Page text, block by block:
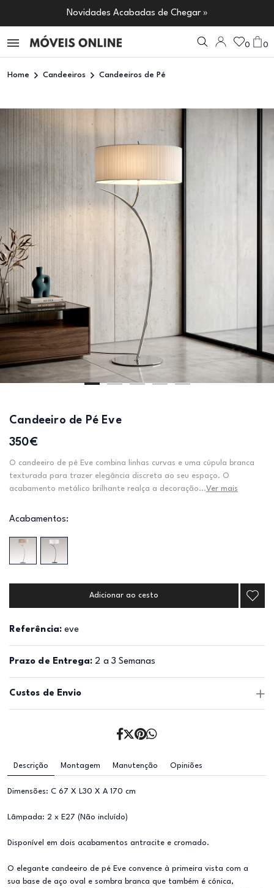
Novidades Acabadas de Chegar »
0 0
Home Candeeiros Candeeiros de Pé
Candeeiro de Pé Eve
350€
O candeeiro de pé Eve combina linhas curvas e uma cúpula branca
texturada para trazer elegância discreta ao seu espaço. O
acabamento metálico brilhante realça a decoração...Ver mais
Acabamentos:
Adicionar ao cesto
Referência: eve
Prazo de Entrega: 2 a 3 Semanas
Custos de Envio
Descrição Montagem Manutenção Opiniões
Dimensões: C 67 X L30 X A 170 cm
Lâmpada: 2 x E27 (Não incluído)
Disponível em dois acabamentos antracite e cromado.
O elegante candeeiro de pé Eve convence à primeira vista com a
sua base de aço oval e sombra branca que também é cónica,